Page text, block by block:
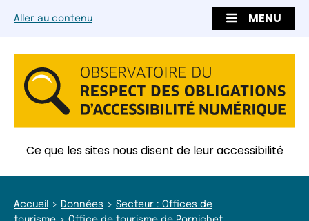
Aller au contenu MENU
Ce que les sites nous disent de leur accessibilité
Accueil Données
Secteur : Offices de